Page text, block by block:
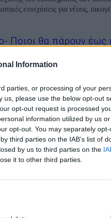
Information
parties, or processing of your
please use the below opt-out
opt-out request is processed
information utilized by us
opt-out. You may separately
third parties on the IAB’s list of
by us to third parties on the
it to other third parties.
ενισχύσεις για νέους,
Ποιοι θα πάρουν έως
υπάλληλοι από το νομοσχέδιο
στο Δημόσιο. Τις βασικές πτυχές
στη Βουλή, ο υπουργός
υπάλληλοι και πότε
εμπιστοσύνης στην κυβέρνηση